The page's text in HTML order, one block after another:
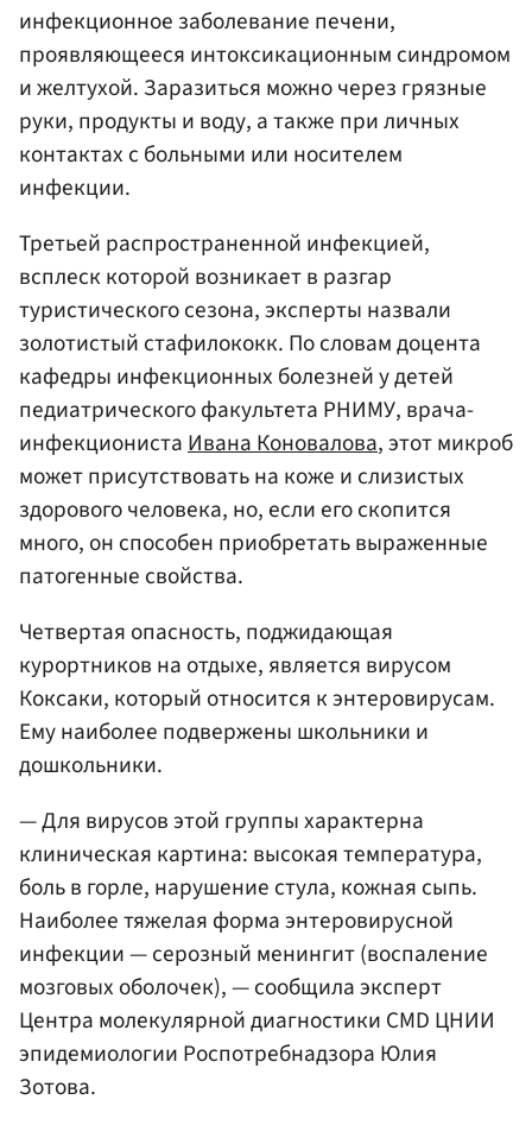
инфекционное заболевание печени,
проявляющееся интоксикационным синдромом
и желтухой. Заразиться можно через грязные
руки, продукты и воду, а также при личных
контактах с больными или носителем
инфекции.
Третьей распространенной инфекцией,
всплеск которой возникает в разгар
туристического сезона, эксперты назвали
золотистый стафилококк. По словам доцента
кафедры инфекционных болезней у детей
педиатрического факультета РНИМУ, врача-
инфекционистаИвана Коновалова, этот микроб
может присутствовать на коже и слизистых
здорового человека, но, если его скопится
много, он способен приобретать выраженные
патогенные свойства.
Четвертая опасность, поджидающая
курортников на отдыхе, является вирусом
Коксаки, который относится к энтеровирусам.
Ему наиболее подвержены школьники и
дошкольники.
— Для вирусов этой группы характерна
клиническая картина: высокая температура,
боль в горле, нарушение стула, кожная сыпь.
Наиболее тяжелая форма энтеровирусной
инфекции — серозный менингит (воспаление
мозговых оболочек), — сообщила эксперт
Центра молекулярной диагностики CMD ЦНИИ
эпидемиологии Роспотребнадзора Юлия
Зотова.